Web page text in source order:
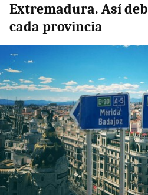
Extremadura. Así
cada provincia